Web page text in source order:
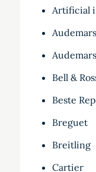
Artificial
Bell &
Beste
Breguet
Breitling
Cartier